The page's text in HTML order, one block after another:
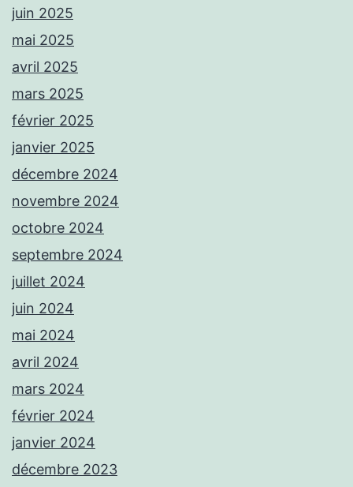
juin 2025
mai 2025
avril 2025
mars 2025
février 2025
janvier 2025
décembre 2024
novembre 2024
octobre 2024
septembre 2024
juillet 2024
juin 2024
mai 2024
avril 2024
mars 2024
février 2024
janvier 2024
décembre 2023